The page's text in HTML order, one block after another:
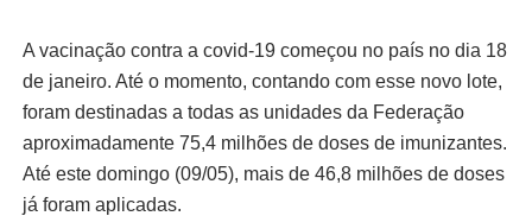
A vacinação contra a covid-19 começou no país no dia 18
de janeiro. Até o momento, contando com esse novo lote,
foram destinadas a todas as unidades da Federação
aproximadamente 75,4 milhões de doses de imunizantes.
Até este domingo (09/05), mais de 46,8 milhões de doses
já foram aplicadas.